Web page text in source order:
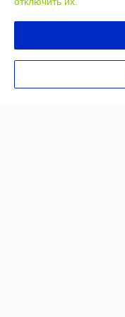
У компании пока нет